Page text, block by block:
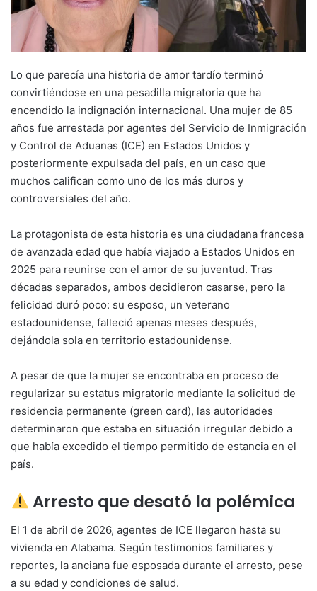
Lo que parecía una historia de amor tardío terminó
convirtiéndose en una pesadilla migratoria que ha
encendido la indignación internacional. Una mujer de 85
años fue arrestada por agentes del Servicio de Inmigración
y Control de Aduanas (ICE) en Estados Unidos y
posteriormente expulsada del país, en un caso que
muchos califican como uno de los más duros y
controversiales del año.
La protagonista de esta historia es una ciudadana francesa
de avanzada edad que había viajado a Estados Unidos en
2025 para reunirse con el amor de su juventud. Tras
décadas separados, ambos decidieron casarse, pero la
felicidad duró poco: su esposo, un veterano
estadounidense, falleció apenas meses después,
dejándola sola en territorio estadounidense.
A pesar de que la mujer se encontraba en proceso de
regularizar su estatus migratorio mediante la solicitud de
residencia permanente (green card), las autoridades
determinaron que estaba en situación irregular debido a
que había excedido el tiempo permitido de estancia en el
país.
Arresto que desató la polémica
El 1 de abril de 2026, agentes de ICE llegaron hasta su
vivienda en Alabama. Según testimonios familiares y
reportes, la anciana fue esposada durante el arresto, pese
a su edad y condiciones de salud.